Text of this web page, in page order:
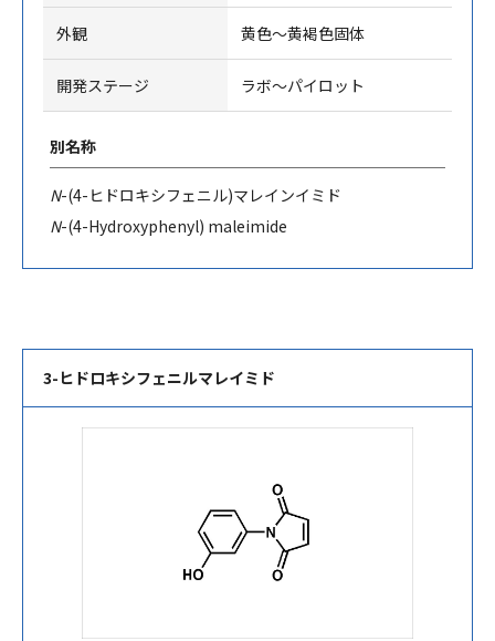
外観 黄色～黄褐色固体
開発ステージ ラボ～パイロット
別名称
N-(4- ヒドロキシフェニル)マレインイミド
N-(4-Hydroxyphenyl) maleimide
3-ヒドロキシフェニルマレイミド